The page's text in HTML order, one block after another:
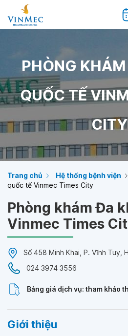
PHÒNG
QUỐC TẾ
CITY
Trang chủ Hệ thống bệnh viện
quốc tế Vinmec Times City
Phòng khám Đa
Vinmec Times
Số 458 Minh Khai, P. Vĩnh Tuy,
024 3974 3556
Bảng giá dịch vụ: tham khảo
Giới thiệu